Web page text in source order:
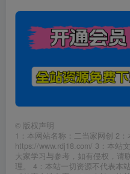
© 版权声明
1：本网站名称：二当家网创 2：
https://www.rdj18.com/ 3：本站
大家学习与参考，如有侵权，请
理。 4：本站一切资源不代表本